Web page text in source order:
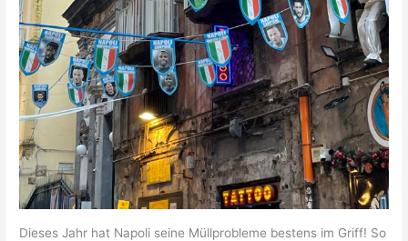
Dieses Jahr hat Napoli seine Müllprobleme bestens im Griff! So